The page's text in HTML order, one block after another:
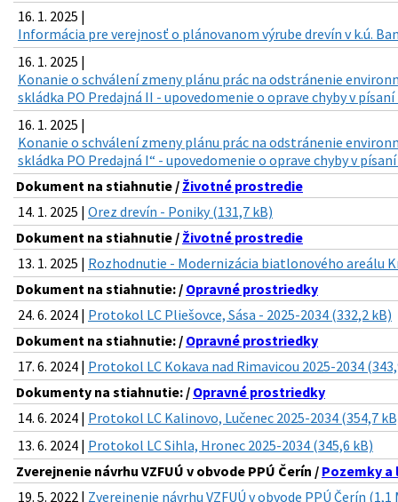
16. 1. 2025 |
Informácia pre verejnosť o plánovanom výrube drevín v k.ú.
16. 1. 2025 |
Konanie o schválení zmeny plánu prác na odstránenie
skládka PO Predajná II - upovedomenie o oprave chyby v písaní
16. 1. 2025 |
Konanie o schválení zmeny plánu prác na odstránenie
skládka PO Predajná I“ - upovedomenie o oprave chyby v
Dokument na stiahnutie / Životné prostredie
14. 1. 2025 | Orez drevín - Poniky (131,7 kB)
Dokument na stiahnutie / Životné prostredie
13. 1. 2025 | Rozhodnutie - Modernizácia biatlonového areálu
Dokument na stiahnutie: / Opravné prostriedky
24. 6. 2024 | Protokol LC Pliešovce, Sása - 2025-2034 (332,2 kB)
Dokument na stiahnutie: / Opravné prostriedky
17. 6. 2024 | Protokol LC Kokava nad Rimavicou 2025-2034
Dokumenty na stiahnutie: / Opravné prostriedky
14. 6. 2024 | Protokol LC Kalinovo, Lučenec 2025-2034 (354,7
13. 6. 2024 | Protokol LC Sihla, Hronec 2025-2034 (345,6 kB)
Zverejnenie návrhu VZFUÚ v obvode PPÚ Čerín / Pozemky a
19. 5. 2022 | Zverejnenie návrhu VZFUÚ v obvode PPÚ Čerín (1,1